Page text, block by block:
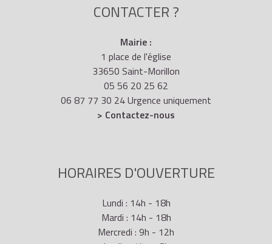
CONTACTER ?
Mairie :
1 place de l'église
33650 Saint-Morillon
05 56 20 25 62
06 87 77 30 24 Urgence uniquement
> Contactez-nous
HORAIRES D'OUVERTURE
Lundi : 14h - 18h
Mardi : 14h - 18h
Mercredi : 9h - 12h